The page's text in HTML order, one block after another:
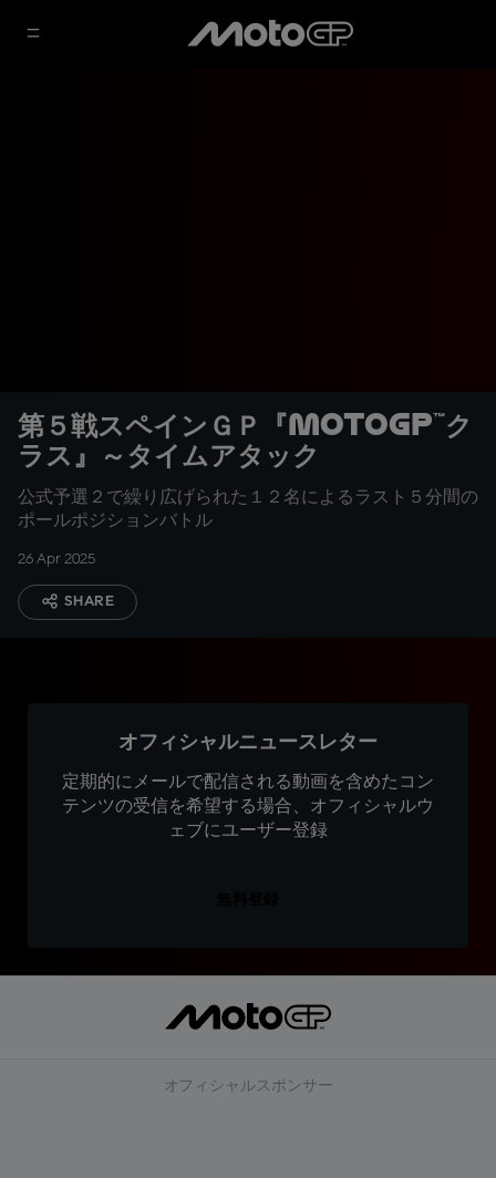
第５戦スペインＧＰ『MotoGP™ク
ラス』～タイムアタック
公式予選２で繰り広げられた１２名によるラスト５分間の
ポールポジションバトル
26 Apr 2025
SHARE
オフィシャルニュースレター
定期的にメールで配信される動画を含めたコン
テンツの受信を希望する場合、オフィシャルウ
ェブにユーザー登録
オフィシャルスポンサー